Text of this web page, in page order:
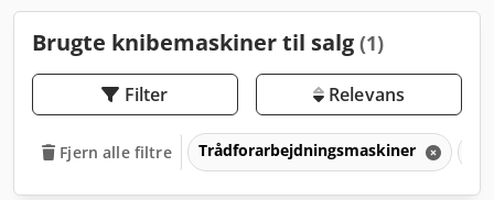
Brugte knibemaskiner til salg (1)
Filter Relevans
Fjern alle filtre Trådforarbejdningsmaskiner